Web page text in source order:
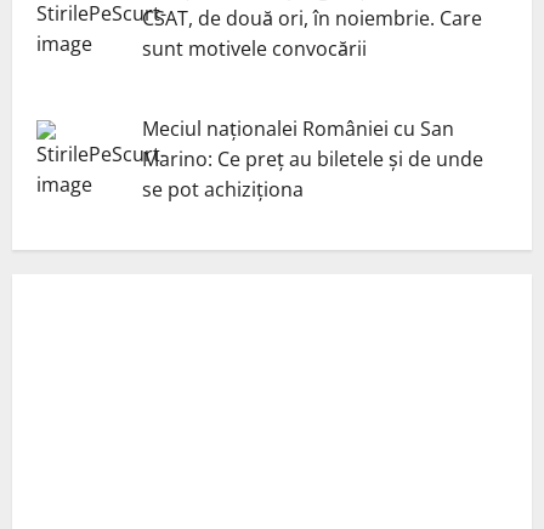
CSAT, de două ori, în noiembrie. Care
sunt motivele convocării
Meciul naționalei României cu San
Marino: Ce preț au biletele și de unde
se pot achiziționa